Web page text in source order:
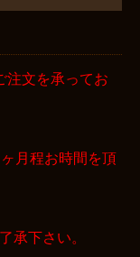
注文を承ってお
月程お時間を頂
承下さい。